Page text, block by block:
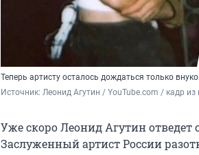
Теперь артисту осталось дождаться только
Источник: Леонид Агутин / YouTube.com / кадр
Уже скоро Леонид Агутин
Заслуженный артист России